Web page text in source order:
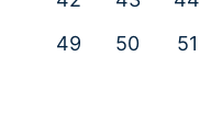
49
50 51